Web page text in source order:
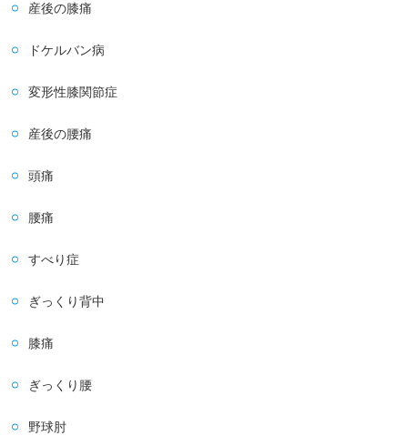
産後の膝痛
ドケルバン病
変形性膝関節症
産後の腰痛
頭痛
腰痛
すべり症
ぎっくり背中
膝痛
ぎっくり腰
野球肘